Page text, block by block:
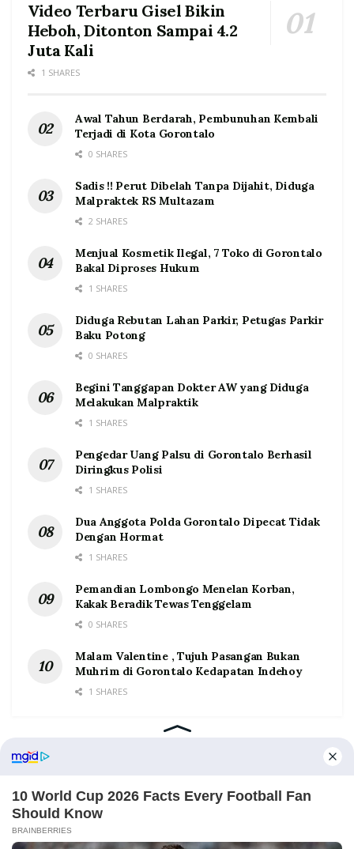
Video Terbaru Gisel Bikin
Heboh, Ditonton Sampai 4.2
Juta Kali
1 SHARES
Awal Tahun Berdarah, Pembunuhan Kembali
Terjadi di Kota Gorontalo
0 SHARES
Sadis !! Perut Dibelah Tanpa Dijahit, Diduga
Malpraktek RS Multazam
2 SHARES
Menjual Kosmetik Ilegal, 7 Toko di Gorontalo
Bakal Diproses Hukum
1 SHARES
Diduga Rebutan Lahan Parkir, Petugas Parkir
Baku Potong
0 SHARES
Begini Tanggapan Dokter AW yang Diduga
Melakukan Malpraktik
1 SHARES
Pengedar Uang Palsu di Gorontalo Berhasil
Diringkus Polisi
1 SHARES
Dua Anggota Polda Gorontalo Dipecat Tidak
Dengan Hormat
1 SHARES
Pemandian Lombongo Menelan Korban,
Kakak Beradik Tewas Tenggelam
0 SHARES
Malam Valentine , Tujuh Pasangan Bukan
Muhrim di Gorontalo Kedapatan Indehoy
1 SHARES
Home Tentang Kontak Redaksi Pedoman Media Siber